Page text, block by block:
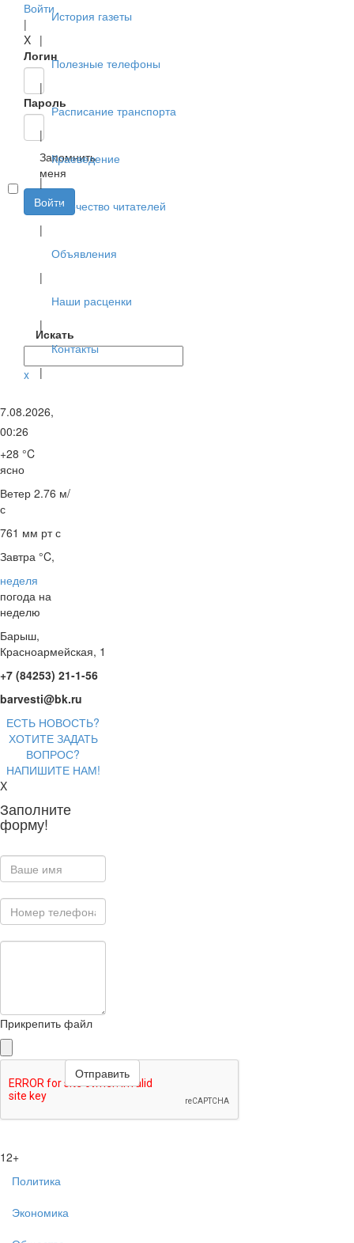
Войти
|
X
Логин
Пароль
Запомнить
меня
Войти
Искать
x
История газеты
|
Полезные телефоны
|
Расписание транспорта
|
Краеведение
|
Творчество читателей
|
Объявления
|
Наши расценки
|
Контакты
|
7.08.2026,
00:26
+28 °C
ясно
Ветер 2.76 м/
с
761 мм рт с
Завтра °C,
неделя
погода на
неделю
Барыш,
Красноармейская, 1
+7 (84253) 21-1-56
barvesti@bk.ru
ЕСТЬ НОВОСТЬ?
ХОТИТЕ ЗАДАТЬ
ВОПРОС?
НАПИШИТЕ НАМ!
X
Заполните
форму!
Прикрепить файл
12+
Политика
Экономика